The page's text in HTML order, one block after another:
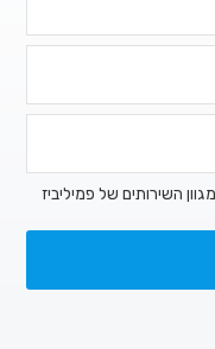
השירותים של פמיליביז